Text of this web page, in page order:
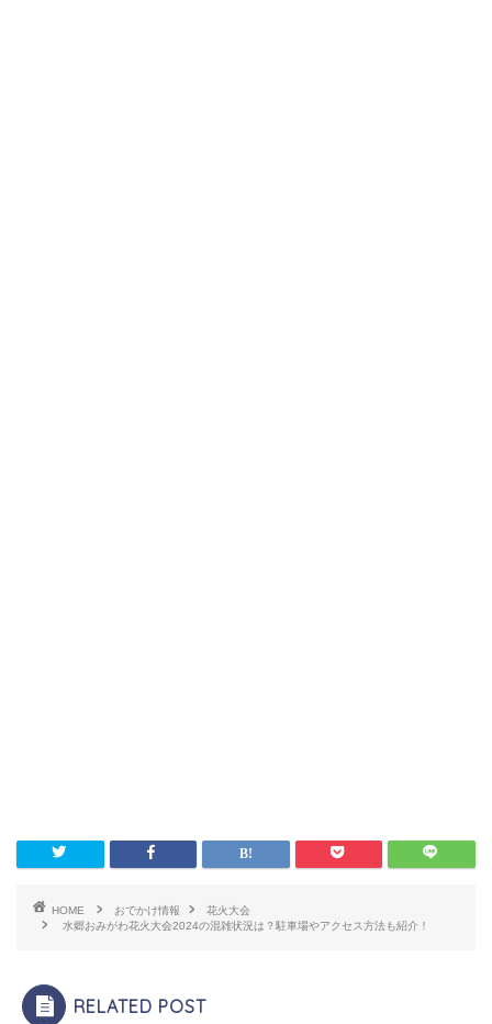
HOME おでかけ情報
花火大会
水郷おみがわ花火大会2024の混雑状況は？駐車場やアクセス方法も紹介！
RELATED POST